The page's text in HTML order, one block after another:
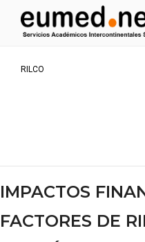
RILCO
IMPACTOS
FACTORES DE